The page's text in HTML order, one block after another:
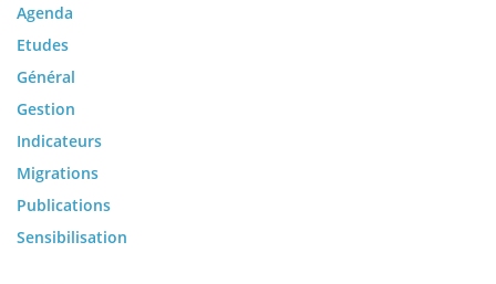
Agenda
Etudes
Général
Gestion
Indicateurs
Migrations
Publications
Sensibilisation